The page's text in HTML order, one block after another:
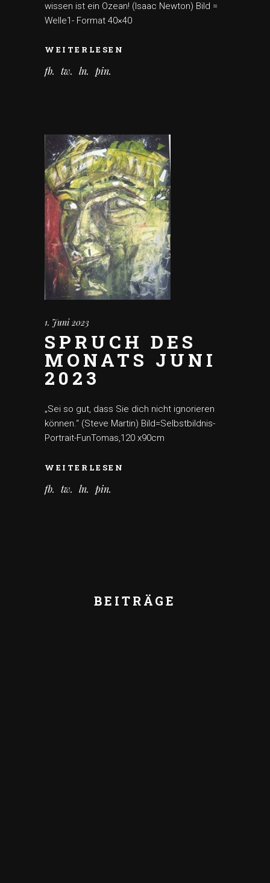
wissen ist ein Ozean! (Isaac Newton) Bild =
Welle1- Format 40×40
WEITERLESEN
fb tw ln pin
1. Juni 2023
SPRUCH DES
MONATS JUNI
2023
„Sei so gut, dass Sie dich nicht ignorieren
können.“ (Steve Martin) Bild=Selbstbildnis-
Portrait-FunTomas,120 x90cm
WEITERLESEN
fb tw ln pin
BEITRÄGE